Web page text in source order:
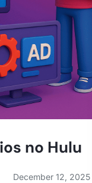
no Hulu
December 12, 2025